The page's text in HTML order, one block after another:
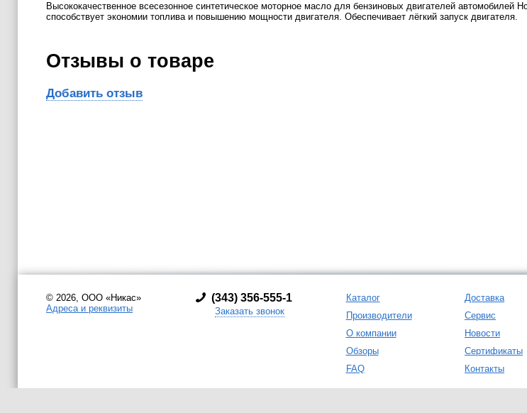
Высококачественное всесезонное синтетическое моторное масло для бензиновых двигателей
способствует экономии топлива и повышению мощности двигателя. Обеспечивает лёгкий запуск двигателя.
Отзывы о товаре
Добавить отзыв
© 2026, ООО «Никас»
Адреса и реквизиты
(343) 356-555-1
Заказать звонок
Каталог
Доставка
Производители
Сервис
О компании
Новости
Обзоры
Сертификаты
FAQ
Контакты